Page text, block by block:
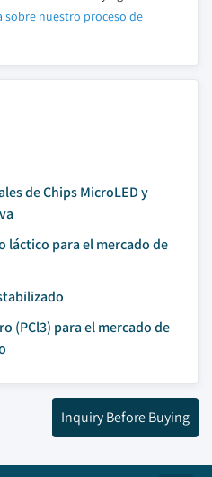
sobre nuestro proceso de
de Chips MicroLED y
láctico para el mercado de
(PCl3) para el mercado de
Inquiry Before Buying